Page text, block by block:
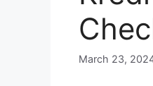
March 23,